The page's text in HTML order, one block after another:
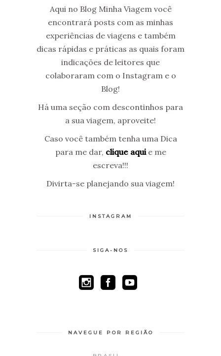
Aqui no Blog Minha Viagem você
encontrará posts com as minhas
experiências de viagens e também
dicas rápidas e práticas as quais foram
indicações de leitores que
colaboraram com o Instagram e o
Blog!
Há uma seção com descontinhos para
a sua viagem, aproveite!
Caso você também tenha uma Dica
para me dar, clique aquie me
escreva!!!
Divirta-se planejando sua viagem!
INSTAGRAM
SIGA-NOS
NAVEGUE POR REGIÃO